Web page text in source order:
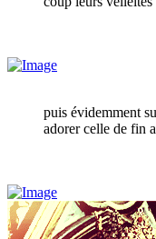
puis évidemment
adorer celle de fin